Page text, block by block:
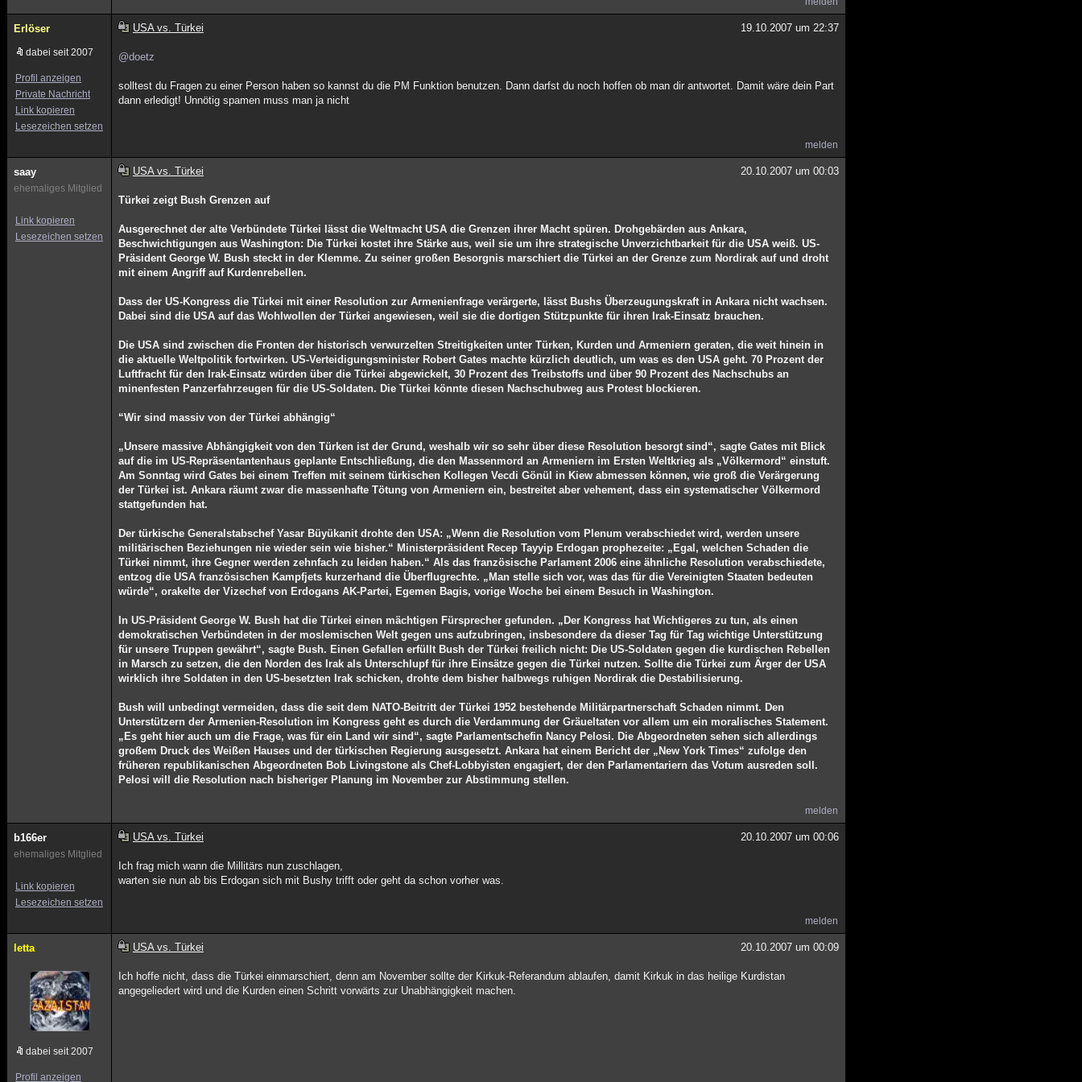
Erlöser
dabei seit 2007
Profil anzeigen
Private Nachricht
Link kopieren
Lesezeichen setzen
USA vs. Türkei 19.10.2007 um 22:37
@doetz
solltest du Fragen zu einer Person haben so kannst du die PM Funktion benutzen. Dann darfst du noch hoffen ob man dir antwortet. Damit wäre dein Part
dann erledigt! Unnötig spamen muss man ja nicht
melden
saay
ehemaliges Mitglied
Link kopieren
Lesezeichen setzen
USA vs. Türkei 20.10.2007 um 00:03
Türkei zeigt Bush Grenzen auf
Ausgerechnet der alte Verbündete Türkei lässt die Weltmacht USA die Grenzen ihrer Macht spüren. Drohgebärden aus Ankara,
Beschwichtigungen aus Washington: Die Türkei kostet ihre Stärke aus, weil sie um ihre strategische Unverzichtbarkeit für die USA weiß. US-
Präsident George W. Bush steckt in der Klemme. Zu seiner großen Besorgnis marschiert die Türkei an der Grenze zum Nordirak auf und droht
mit einem Angriff auf Kurdenrebellen.
Dass der US-Kongress die Türkei mit einer Resolution zur Armenienfrage verärgerte, lässt Bushs Überzeugungskraft in Ankara nicht wachsen.
Dabei sind die USA auf das Wohlwollen der Türkei angewiesen, weil sie die dortigen Stützpunkte für ihren Irak-Einsatz brauchen.
Die USA sind zwischen die Fronten der historisch verwurzelten Streitigkeiten unter Türken, Kurden und Armeniern geraten, die weit hinein in
die aktuelle Weltpolitik fortwirken. US-Verteidigungsminister Robert Gates machte kürzlich deutlich, um was es den USA geht. 70 Prozent der
Luftfracht für den Irak-Einsatz würden über die Türkei abgewickelt, 30 Prozent des Treibstoffs und über 90 Prozent des Nachschubs an
minenfesten Panzerfahrzeugen für die US-Soldaten. Die Türkei könnte diesen Nachschubweg aus Protest blockieren.
“Wir sind massiv von der Türkei abhängig“
„Unsere massive Abhängigkeit von den Türken ist der Grund, weshalb wir so sehr über diese Resolution besorgt sind“, sagte Gates mit Blick
auf die im US-Repräsentantenhaus geplante Entschließung, die den Massenmord an Armeniern im Ersten Weltkrieg als „Völkermord“ einstuft.
Am Sonntag wird Gates bei einem Treffen mit seinem türkischen Kollegen Vecdi Gönül in Kiew abmessen können, wie groß die Verärgerung
der Türkei ist. Ankara räumt zwar die massenhafte Tötung von Armeniern ein, bestreitet aber vehement, dass ein systematischer Völkermord
stattgefunden hat.
Der türkische Generalstabschef Yasar Büyükanit drohte den USA: „Wenn die Resolution vom Plenum verabschiedet wird, werden unsere
militärischen Beziehungen nie wieder sein wie bisher.“ Ministerpräsident Recep Tayyip Erdogan prophezeite: „Egal, welchen Schaden die
Türkei nimmt, ihre Gegner werden zehnfach zu leiden haben.“ Als das französische Parlament 2006 eine ähnliche Resolution verabschiedete,
entzog die USA französischen Kampfjets kurzerhand die Überflugrechte. „Man stelle sich vor, was das für die Vereinigten Staaten bedeuten
würde“, orakelte der Vizechef von Erdogans AK-Partei, Egemen Bagis, vorige Woche bei einem Besuch in Washington.
In US-Präsident George W. Bush hat die Türkei einen mächtigen Fürsprecher gefunden. „Der Kongress hat Wichtigeres zu tun, als einen
demokratischen Verbündeten in der moslemischen Welt gegen uns aufzubringen, insbesondere da dieser Tag für Tag wichtige Unterstützung
für unsere Truppen gewährt“, sagte Bush. Einen Gefallen erfüllt Bush der Türkei freilich nicht: Die US-Soldaten gegen die kurdischen Rebellen
in Marsch zu setzen, die den Norden des Irak als Unterschlupf für ihre Einsätze gegen die Türkei nutzen. Sollte die Türkei zum Ärger der USA
wirklich ihre Soldaten in den US-besetzten Irak schicken, drohte dem bisher halbwegs ruhigen Nordirak die Destabilisierung.
Bush will unbedingt vermeiden, dass die seit dem NATO-Beitritt der Türkei 1952 bestehende Militärpartnerschaft Schaden nimmt. Den
Unterstützern der Armenien-Resolution im Kongress geht es durch die Verdammung der Gräueltaten vor allem um ein moralisches Statement.
„Es geht hier auch um die Frage, was für ein Land wir sind“, sagte Parlamentschefin Nancy Pelosi. Die Abgeordneten sehen sich allerdings
großem Druck des Weißen Hauses und der türkischen Regierung ausgesetzt. Ankara hat einem Bericht der „New York Times“ zufolge den
früheren republikanischen Abgeordneten Bob Livingstone als Chef-Lobbyisten engagiert, der den Parlamentariern das Votum ausreden soll.
Pelosi will die Resolution nach bisheriger Planung im November zur Abstimmung stellen.
melden
b166er
ehemaliges Mitglied
Link kopieren
Lesezeichen setzen
USA vs. Türkei 20.10.2007 um 00:06
Ich frag mich wann die Millitärs nun zuschlagen,
warten sie nun ab bis Erdogan sich mit Bushy trifft oder geht da schon vorher was.
melden
letta
dabei seit 2007
Profil anzeigen
USA vs. Türkei 20.10.2007 um 00:09
Ich hoffe nicht, dass die Türkei einmarschiert, denn am November sollte der Kirkuk-Referandum ablaufen, damit Kirkuk in das heilige Kurdistan
angegeliedert wird und die Kurden einen Schritt vorwärts zur Unabhängigkeit machen.